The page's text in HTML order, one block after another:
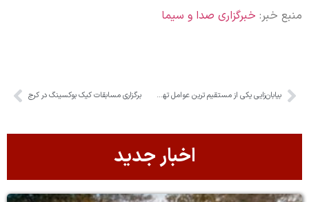
منبع خبر: خبرگزاری صدا و سیما
بیابان‌زایی یکی از مستقیم ترین عوامل تهدیدکننده امنیت غذایی و آبی است برگزاری مسابقات کیک بوکسینگ در کرج
اخبار جدید